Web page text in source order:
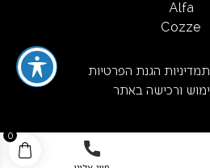
0
Alfa
Cozze
מדיניות הגנת הפרטיות
ורכישה באתר